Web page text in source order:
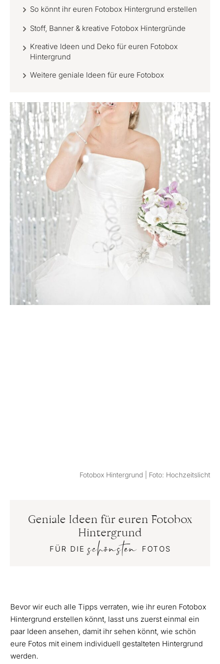
So könnt ihr euren Fotobox Hintergrund erstellen
Stoff, Banner & kreative Fotobox Hintergründe
Kreative Ideen und Deko für euren Fotobox
Hintergrund
Weitere geniale Ideen für eure Fotobox
Fotobox Hintergrund | Foto: Hochzeitslicht
Geniale Ideen für euren Fotobox
Hintergrund
FÜR DIEschönsten FOTOS
Bevor wir euch alle Tipps verraten, wie ihr euren Fotobox
Hintergrund erstellen könnt, lasst uns zuerst einmal ein
paar Ideen ansehen, damit ihr sehen könnt, wie schön
eure Fotos mit einem individuell gestalteten Hintergrund
werden.